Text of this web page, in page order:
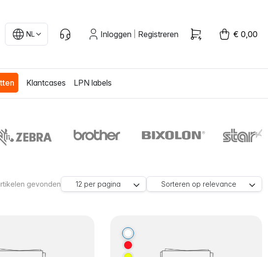
NL Inloggen Registreren € 0,00
Klantcases LPN labels
gevonden 12 per pagina Sorteren op relevance